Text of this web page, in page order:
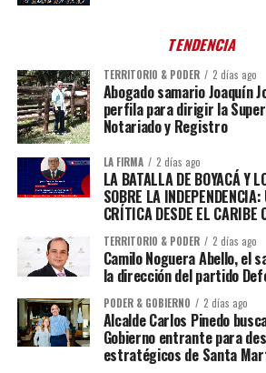
TENDENCIA
TERRITORIO & PODER 2 días ago
Abogado samario Joaquín
perfila para dirigir la
Notariado y Registro
LA FIRMA 2 días ago
LA BATALLA DE BOYACÁ Y
SOBRE LA
CRÍTICA DESDE EL CARIBE
TERRITORIO & PODER 2 días ago
Camilo Noguera Abello, el
la dirección del partido
PODER & GOBIERNO 2 días ago
Alcalde Carlos Pinedo
Gobierno entrante para
estratégicos de Santa